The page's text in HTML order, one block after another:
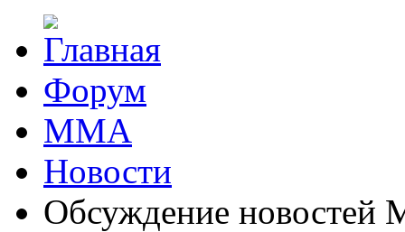
Форум
ММА
Новости
Обсуждение